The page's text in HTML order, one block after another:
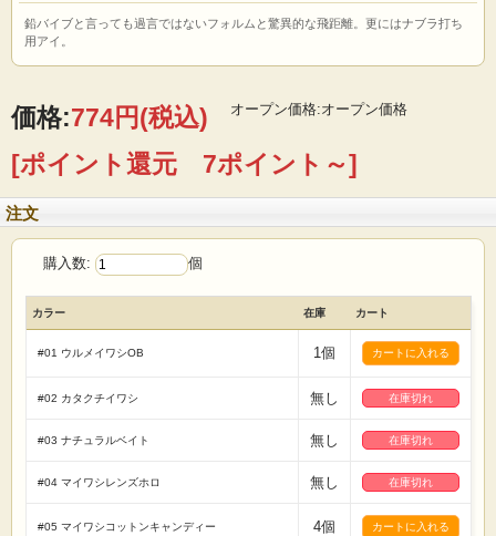
鉛バイブと言っても過言ではないフォルムと驚異的な飛距離。更にはナブラ打ち
用アイ。
価格:774円(税込) オープン価格:オープン価格
[ポイント還元 7ポイント～]
注文
購入数: 個
カラー 在庫 カート
#01 ウルメイワシOB 1個
#02 カタクチイワシ 無し 在庫切れ
#03 ナチュラルベイト 無し 在庫切れ
#04 マイワシレンズホロ 無し 在庫切れ
#05 マイワシコットンキャンディー 4個